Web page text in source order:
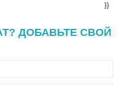
}}
ДОБАВЬТЕ СВОЙ